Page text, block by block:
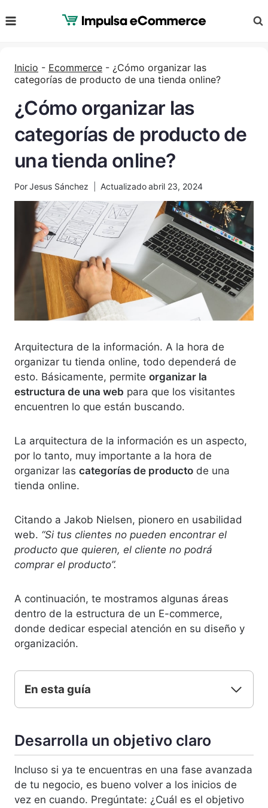
al
Inicio - Ecommerce - ¿Cómo organizar las
categorías de producto de una tienda online?
¿Cómo organizar las
categorías de producto de
una tienda online?
PorJesus Sánchez Actualizadoabril 23, 2024
Arquitectura de la información. A la hora de
organizar tu tienda online, todo dependerá de
esto. Básicamente, permite organizar la
estructura de una web para que los visitantes
encuentren lo que están buscando.
La arquitectura de la información es un aspecto,
por lo tanto, muy importante a la hora de
organizar las categorías de producto de una
tienda online.
Citando a Jakob Nielsen, pionero en usabilidad
web. “Si tus clientes no pueden encontrar el
producto que quieren, el cliente no podrá
comprar el producto”.
A continuación, te mostramos algunas áreas
dentro de la estructura de un E-commerce,
donde dedicar especial atención en su diseño y
organización.
En esta guía
Desarrolla un objetivo claro
Incluso si ya te encuentras en una fase avanzada
de tu negocio, es bueno volver a los inicios de
vez en cuando. Pregúntate: ¿Cuál es el objetivo